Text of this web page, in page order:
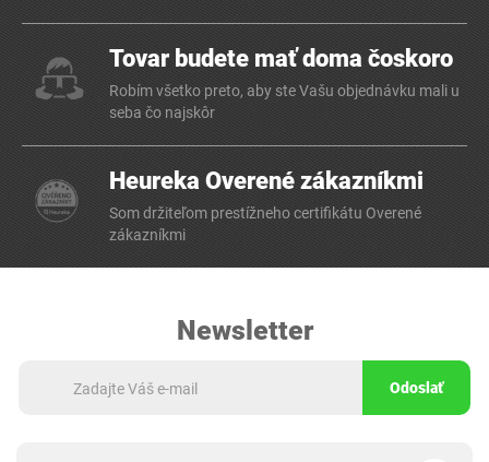
Tovar budete mať doma čoskoro
Robím všetko preto, aby ste Vašu objednávku mali u
seba čo najskôr
Heureka Overené zákazníkmi
Som držiteľom prestížneho certifikátu Overené
zákazníkmi
Newsletter
Odoslať